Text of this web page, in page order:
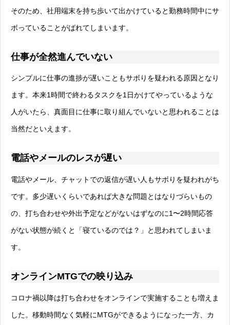
そのため、社用端末を持ち歩いて出かけていると勤務時間中にサ
ボっていることがばれてしまいます。
仕事が全然進んでいない
シンプルに仕事の進捗が遅いこともサボりを疑われる原因となり
ます。本来1時間で終わるタスクを1日かけてやっているような
人がいたら、真面目に仕事に取り組んでいないと思われることは
当然だといえます。
電話やメールのレスが遅い
電話やメール、チャットでの返信が遅い人もサボりを疑われがち
です。多少遅いくらいであれば大きな問題とはなりづらいもの
の、打ち合わせや外出予定などがないはずなのに1〜2時間応答
がない状態が続くと「寝ているのでは？」と思われてしまいま
す。
オンラインMTGでの映り込み
コロナ禍以降は打ち合わせをオンラインで実施することも増えま
した。移動時間なく気軽にMTGができるようになった一方、カ